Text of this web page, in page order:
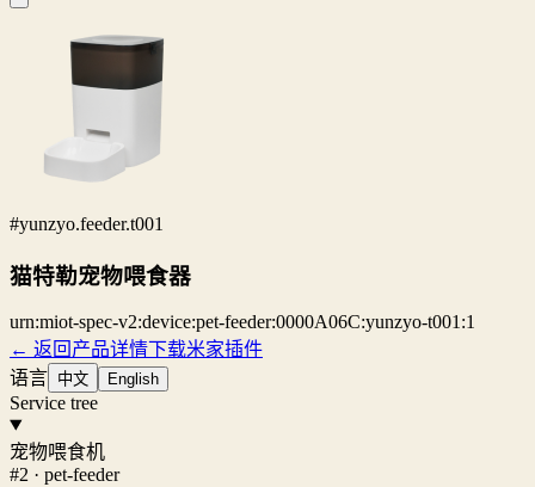
#yunzyo.feeder.t001
猫特勒宠物喂食器
urn:miot-spec-v2:device:pet-feeder:0000A06C:yunzyo-t001:1
← 返回产品详情下载米家插件
语言 中文 English
Service tree
宠物喂食机
#2 · pet-feeder